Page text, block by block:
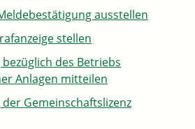
ausstellen
stellen
des Betriebs
Anlagen mitteilen
Gemeinschaftslizenz